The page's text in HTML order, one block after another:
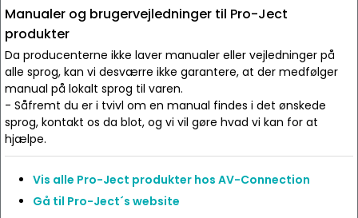
Manualer og brugervejledninger til Pro-Ject
produkter
Da producenterne ikke laver manualer eller vejledninger på
alle sprog, kan vi desværre ikke garantere, at der medfølger
manual på lokalt sprog til varen.
- Såfremt du er i tvivl om en manual findes i det ønskede
sprog, kontakt os da blot, og vi vil gøre hvad vi kan for at
hjælpe.
Vis alle Pro-Ject produkter hos AV-Connection
Gå til Pro-Ject´s website